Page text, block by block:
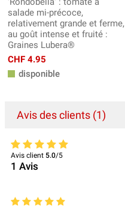
salade mi-précoce,
relativement grande et ferme,
au goût intense et fruité :
Graines Lubera®
CHF 4.95
disponible
Avis des clients (1)
Avis client 5.0/5
1 Avis